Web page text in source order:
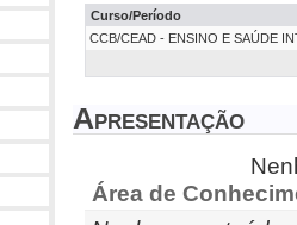
Curso/Período
CCB/CEAD - ENSINO E SAÚDE
Apresentação
Área de